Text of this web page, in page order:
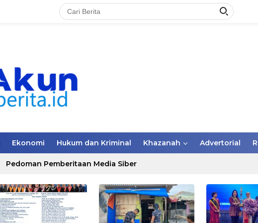
Ekonomi Hukum dan Kriminal Khazanah Advertorial
Pedoman Pemberitaan Media Siber